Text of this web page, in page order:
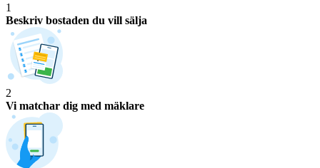
1
Beskriv bostaden du vill sälja
2
Vi matchar dig med mäklare